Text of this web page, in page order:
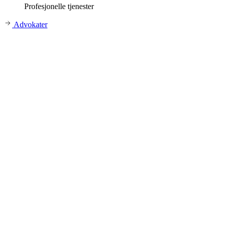
Profesjonelle tjenester
Advokater